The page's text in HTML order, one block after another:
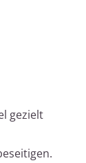
gezielt